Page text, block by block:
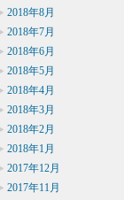
2018年8月
2018年7月
2018年6月
2018年5月
2018年4月
2018年3月
2018年2月
2018年1月
2017年12月
2017年11月